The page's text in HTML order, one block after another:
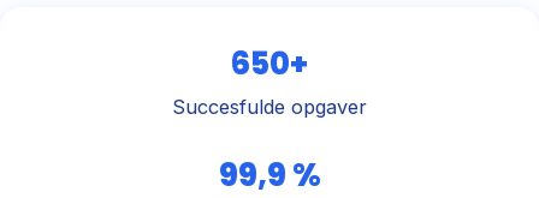
650+
Succesfulde opgaver
99,9 %